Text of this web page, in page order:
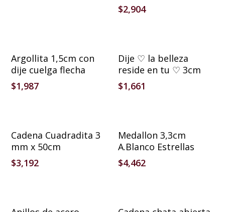
$2,904
Argollita 1,5cm con
dije cuelga flecha
$1,987
Añadir Al Carrito
Dije ♡ la belleza
reside en tu ♡ 3cm
$1,661
Añadir Al Carrito
Cadena Cuadradita 3
mm x 50cm
$3,192
Añadir Al Carrito
Medallon 3,3cm
A.Blanco Estrellas
$4,462
Añadir Al Carrito Añadir Al Carrito